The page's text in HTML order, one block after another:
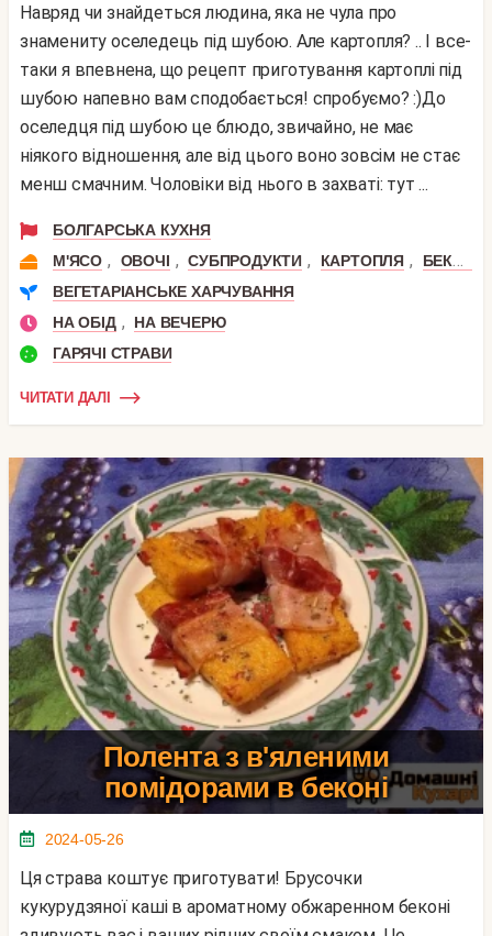
Навряд чи знайдеться людина, яка не чула про
знамениту оселедець під шубою. Але картопля? .. І все-
таки я впевнена, що рецепт приготування картоплі під
шубою напевно вам сподобається! спробуємо? :)До
оселедця під шубою це блюдо, звичайно, не має
ніякого відношення, але від цього воно зовсім не стає
менш смачним. Чоловіки від нього в захваті: тут ...
БОЛГАРСЬКА КУХНЯ
М'ЯСО , ОВОЧІ , СУБПРОДУКТИ , КАРТОПЛЯ ,
БЕКОН
ВЕГЕТАРІАНСЬКЕ ХАРЧУВАННЯ
НА ОБІД ,
НА ВЕЧЕРЮ
ГАРЯЧІ СТРАВИ
ЧИТАТИ ДАЛІ
Полента з в'яленими
помідорами в беконі
2024-05-26
Ця страва коштує приготувати! Брусочки
кукурудзяної каші в ароматному обжаренном беконі